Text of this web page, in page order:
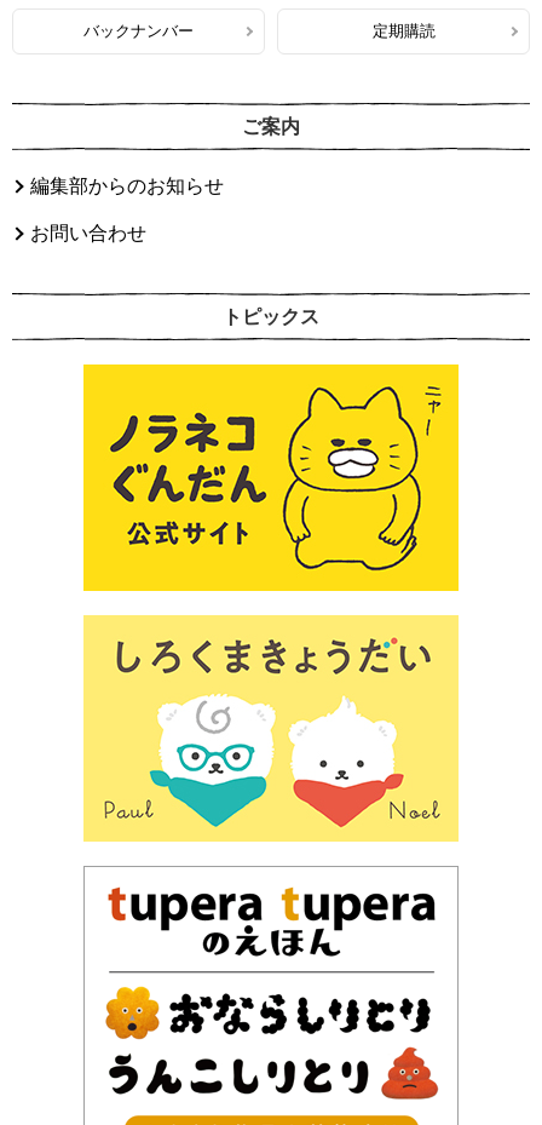
バックナンバー 定期購読
ご案内
編集部からのお知らせ
お問い合わせ
トピックス